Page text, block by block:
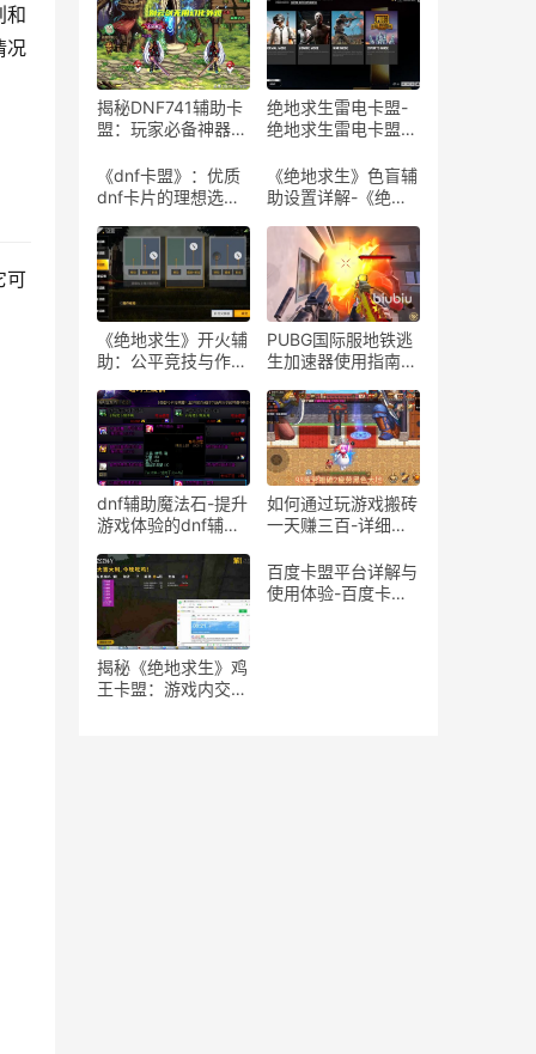
和
况
可
揭秘DNF741辅助卡
盟：玩家必备神器-
盟的隐藏功能与实战
技巧
绝地求生雷电卡盟-
绝地求生雷电卡盟平
《dnf卡盟》：优质
dnf卡片的理想选择-
它是dnf玩家的首选
平台
《绝地求生》色盲辅
助设置详解-《绝地
设置与体验
《绝地求生》开火辅
助：公平竞技与作弊
《绝地求生》游戏中
开火辅助工具的影响
与风险
PUBG国际服地铁逃
生加速器使用指南-
国际服地铁逃生加速
器提升游戏体验
dnf辅助魔法石-提升
游戏体验的dnf辅助
如何通过玩游戏搬砖
一天赚三百-详细揭
三百的方法
揭秘《绝地求生》鸡
王卡盟：游戏内交易
百度卡盟平台详解与
使用体验-百度卡盟